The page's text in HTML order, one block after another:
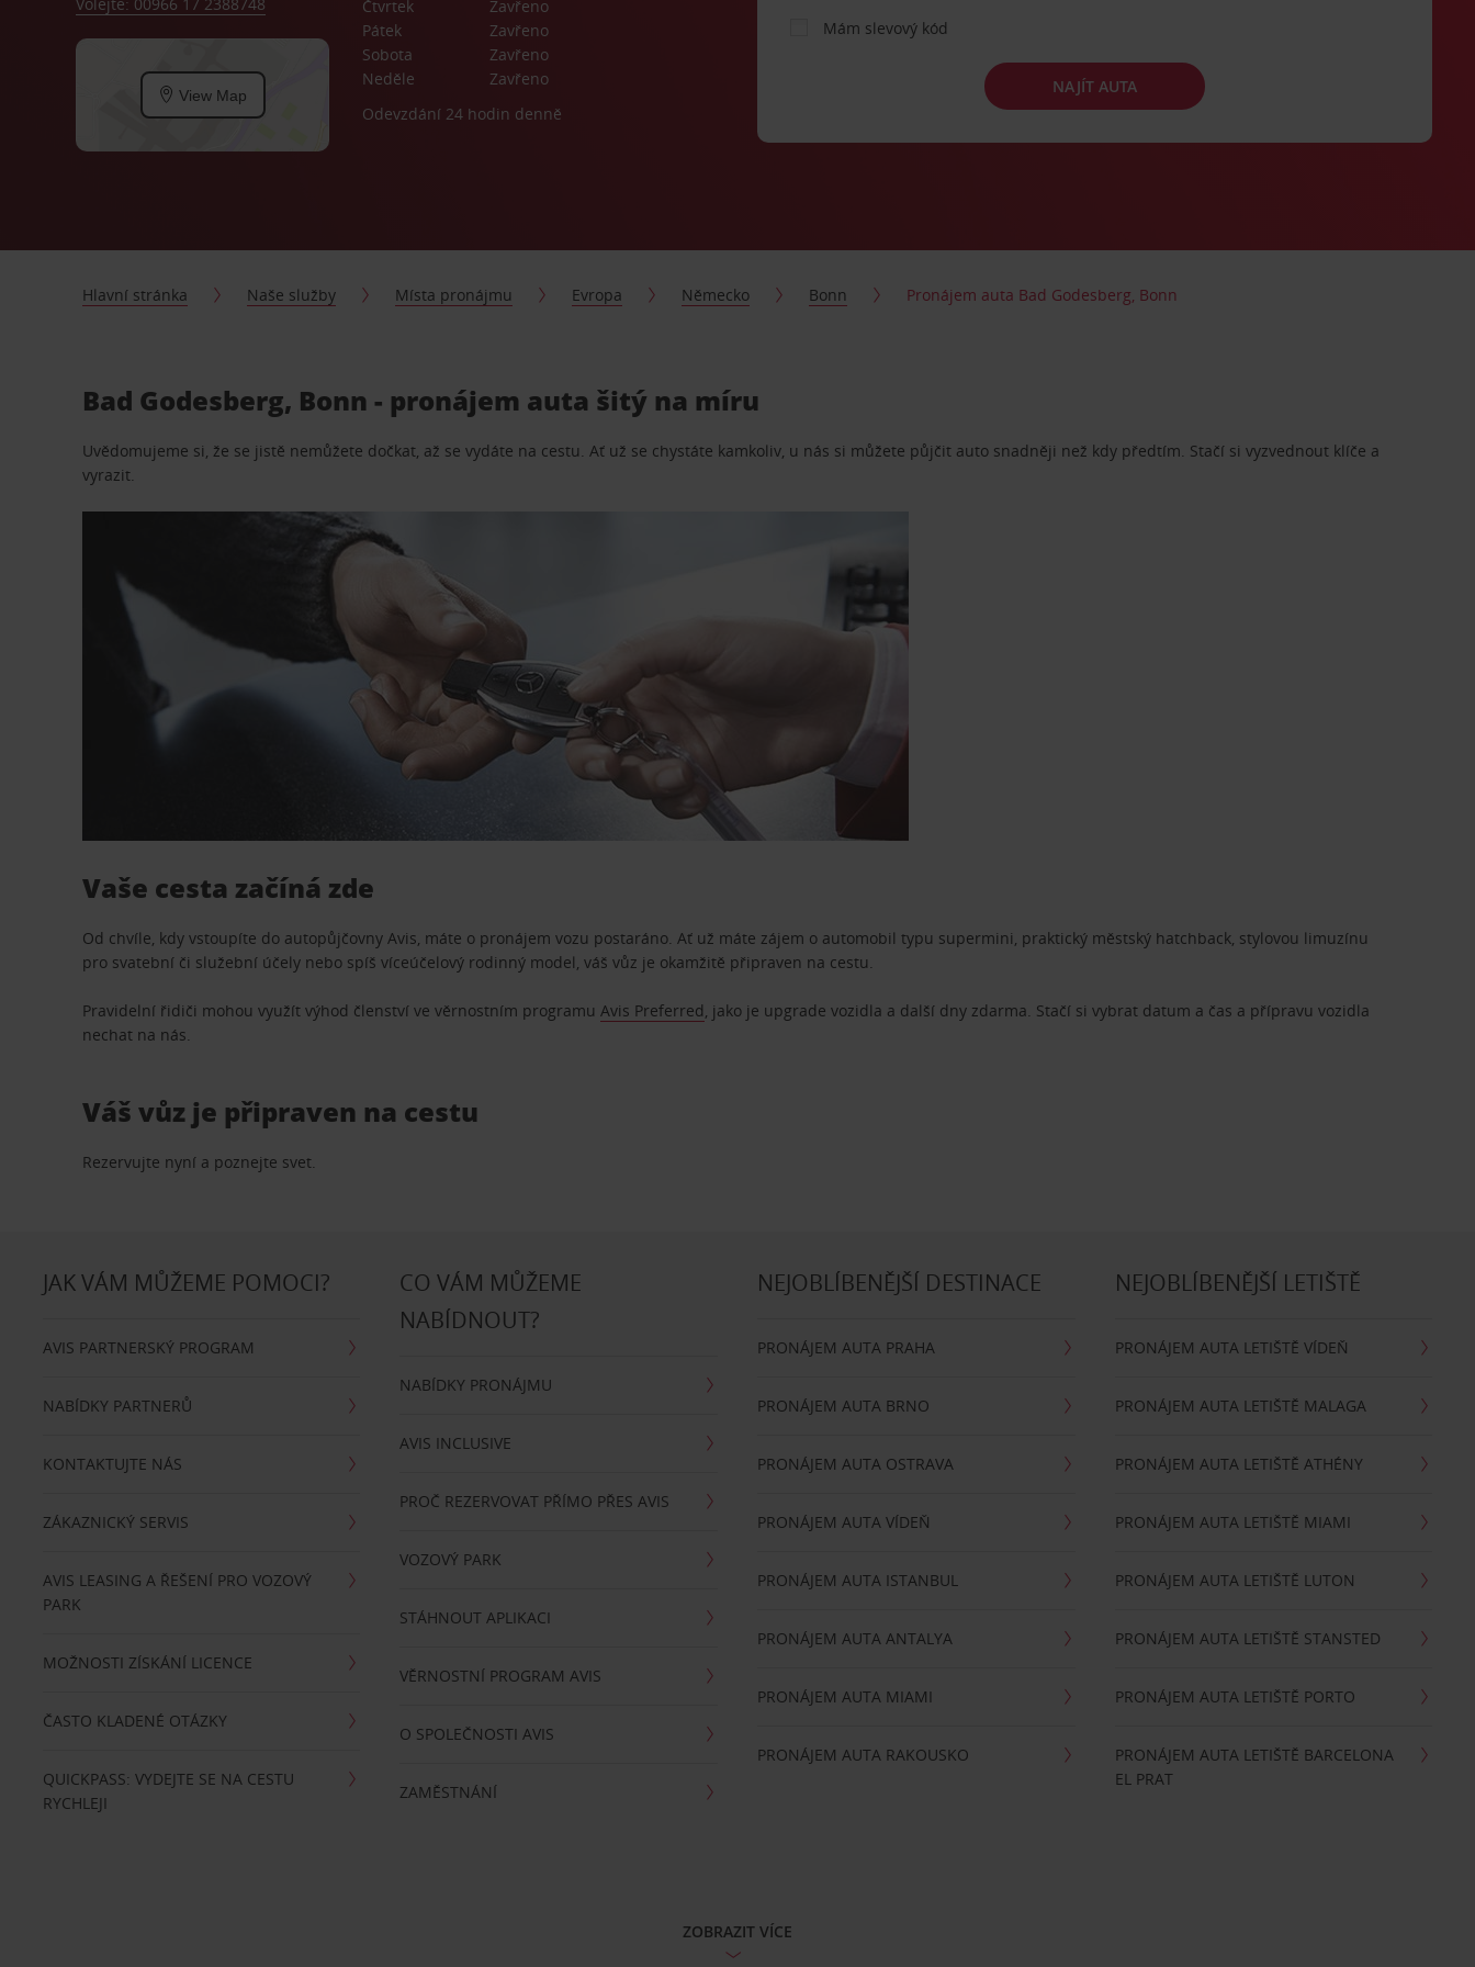
View Map
Čtvrtek
Zavřeno
Pátek
Zavřeno
Sobota
Zavřeno
Neděle
Zavřeno
Odevzdání 24 hodin denně
Mám slevový kód
NAJÍT AUTA
Hlavní stránka Naše služby Místa pronájmu Evropa Německo Bonn Pronájem auta Bad Godesberg, Bonn
Bad Godesberg, Bonn - pronájem auta šitý na míru
Uvědomujeme si, že se jistě nemůžete dočkat, až se vydáte na cestu. Ať už se chystáte kamkoliv, u nás si můžete půjčit auto snadněji než kdy předtím. Stačí si vyzvednout klíče a
vyrazit.
Vaše cesta začíná zde
Od chvíle, kdy vstoupíte do autopůjčovny Avis, máte o pronájem vozu postaráno. Ať už máte zájem o automobil typu supermini, praktický městský hatchback, stylovou limuzínu
pro svatební či služební účely nebo spíš víceúčelový rodinný model, váš vůz je okamžitě připraven na cestu.
Pravidelní řidiči mohou využít výhod členství ve věrnostním programuAvis Preferred, jako je upgrade vozidla a další dny zdarma. Stačí si vybrat datum a čas a přípravu vozidla
nechat na nás.
Váš vůz je připraven na cestu
Rezervujte nyní a poznejte svet.
JAK VÁM MŮŽEME POMOCI?
AVIS PARTNERSKÝ PROGRAM
NABÍDKY PARTNERŮ
KONTAKTUJTE NÁS
ZÁKAZNICKÝ SERVIS
AVIS LEASING A ŘEŠENÍ PRO VOZOVÝ
PARK
MOŽNOSTI ZÍSKÁNÍ LICENCE
ČASTO KLADENÉ OTÁZKY
QUICKPASS: VYDEJTE SE NA CESTU
RYCHLEJI
CO VÁM MŮŽEME
NABÍDNOUT?
NABÍDKY PRONÁJMU
AVIS INCLUSIVE
PROČ REZERVOVAT PŘÍMO PŘES AVIS
VOZOVÝ PARK
STÁHNOUT APLIKACI
VĚRNOSTNÍ PROGRAM AVIS
O SPOLEČNOSTI AVIS
ZAMĚSTNÁNÍ
NEJOBLÍBENĚJŠÍ DESTINACE
PRONÁJEM AUTA PRAHA
PRONÁJEM AUTA BRNO
PRONÁJEM AUTA OSTRAVA
PRONÁJEM AUTA VÍDEŇ
PRONÁJEM AUTA ISTANBUL
PRONÁJEM AUTA ANTALYA
PRONÁJEM AUTA MIAMI
PRONÁJEM AUTA RAKOUSKO
NEJOBLÍBENĚJŠÍ LETIŠTĚ
PRONÁJEM AUTA LETIŠTĚ VÍDEŇ
PRONÁJEM AUTA LETIŠTĚ MALAGA
PRONÁJEM AUTA LETIŠTĚ ATHÉNY
PRONÁJEM AUTA LETIŠTĚ MIAMI
PRONÁJEM AUTA LETIŠTĚ LUTON
PRONÁJEM AUTA LETIŠTĚ STANSTED
PRONÁJEM AUTA LETIŠTĚ PORTO
PRONÁJEM AUTA LETIŠTĚ BARCELONA
EL PRAT
ZOBRAZIT VÍCE